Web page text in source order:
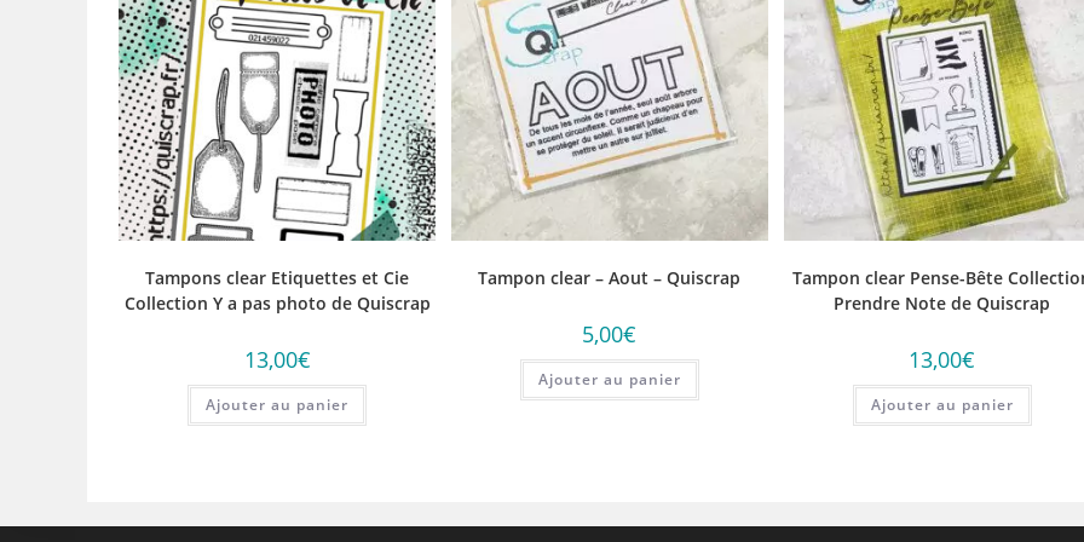
Tampons clear Etiquettes et Cie
Collection Y a pas photo de Quiscrap
13,00€
Ajouter au panier
Tampon clear – Aout – Quiscrap
5,00€
Ajouter au panier
Tampon clear Pense-Bête
Prendre Note de Quiscrap
13,00€
Ajouter au panier